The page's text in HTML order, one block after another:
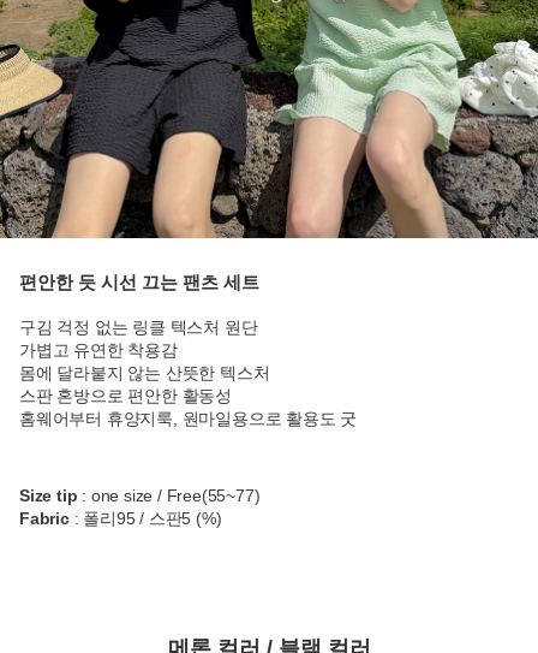
편안한 듯 시선 끄는 팬츠 세트
구김 걱정 없는 링클 텍스처 원단
가볍고 유연한 착용감
몸에 달라붙지 않는 산뜻한 텍스처
스판 혼방으로 편안한 활동성
홈웨어부터 휴양지룩, 원마일용으로 활용도 굿
Size tip : one size / Free(55~77)
Fabric: 폴리95 / 스판5 (%)
메론 컬러 / 블랙 컬러